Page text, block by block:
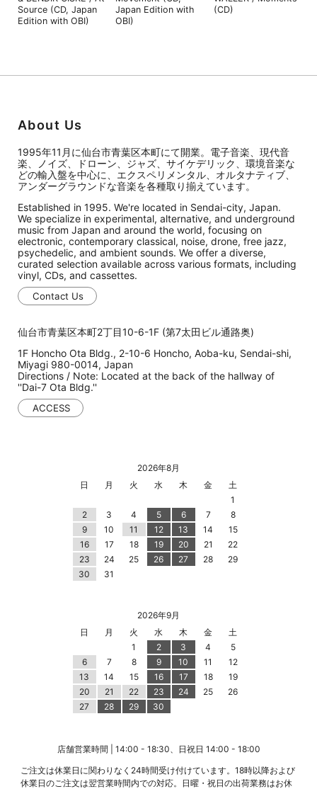
Source (CD, Japan
Edition with OBI)
Japan Edition with
OBI)
(CD)
About Us
1995年11月に仙台市青葉区本町にて開業。電子音楽、現代音
楽、ノイズ、ドローン、ジャズ、サイケデリック、環境音楽な
どの輸入盤を中心に、エクスペリメンタル、オルタナティブ、
アンダーグラウンドな音楽を各種取り揃えています。
Established in 1995. We're located in Sendai-city, Japan.
We specialize in experimental, alternative, and underground
music from Japan and around the world, focusing on
electronic, contemporary classical, noise, drone, free jazz,
psychedelic, and ambient sounds. We offer a diverse,
curated selection available across various formats, including
vinyl, CDs, and cassettes.
Contact Us
仙台市青葉区本町2丁目10-6-1F (第7太田ビル通路奥)
1F Honcho Ota Bldg., 2-10-6 Honcho, Aoba-ku, Sendai-shi,
Miyagi 980-0014, Japan
Directions / Note: Located at the back of the hallway of
''Dai-7 Ota Bldg.''
ACCESS
2026年8月
日
月 火 水 木 金
土
1
2
3 4 5 6 7
8
9
10 11 12 13 14
15
16
17 18 19 20 21
22
23
24 25 26 27 28
29
30
31
2026年9月
日
月 火 水 木 金
土
1
2 3 4
5
6
7 8 9 10 11
12
13
14 15 16 17 18
19
20
21 22 23 24 25
26
27
28 29 30
店舗営業時間 | 14:00 - 18:30、日祝日 14:00 - 18:00
ご注文は休業日に関わりなく24時間受け付けています。18時以降および
休業日のご注文は翌営業時間内での対応。日曜・祝日の出荷業務はお休